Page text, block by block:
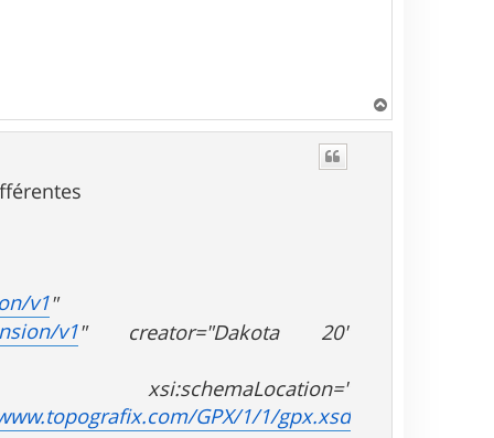
a
v1"
v1" creator="Dakota 20"
GPX/1/1/gpx.xsd